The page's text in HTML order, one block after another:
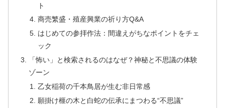
ト
商売繁盛・殖産興業の祈り方Q&A
はじめての参拝作法：間違えがちなポイントをチェ
ック
「怖い」と検索されるのはなぜ？神秘と不思議の体験
ゾーン
乙女稲荷の千本鳥居が生む非日常感
願掛け榧の木と白蛇の伝承にまつわる“不思議”